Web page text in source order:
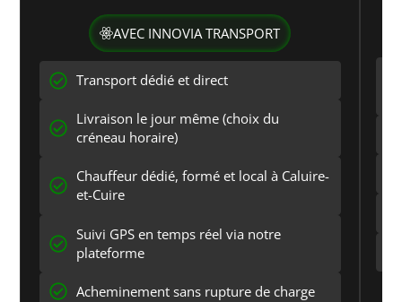
AVEC INNOVIA TRANSPORT
Transport dédié et direct
Livraison le jour même (choix du
créneau horaire)
Chauffeur dédié, formé et local à Caluire-
et-Cuire
Suivi GPS en temps réel via notre
plateforme
Acheminement sans rupture de charge